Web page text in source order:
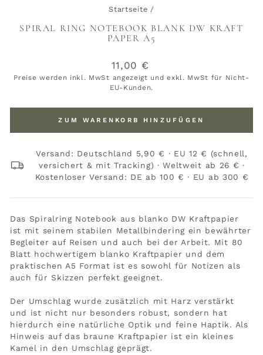
Startseite /
SPIRAL RING NOTEBOOK BLANK DW KRAFT
PAPER A5
Normaler
Preis
11,00 €
Preise werden inkl. MwSt angezeigt und exkl. MwSt für Nicht-
EU-Kunden.
ZUM WARENKORB HINZUFÜGEN
Versand: Deutschland 5,90 € · EU 12 € (schnell,
versichert & mit Tracking) · Weltweit ab 26 € ·
Kostenloser Versand: DE ab 100 € · EU ab 300 €
Das Spiralring Notebook aus blanko DW Kraftpapier
ist mit seinem stabilen Metallbindering ein bewährter
Begleiter auf Reisen und auch bei der Arbeit. Mit 80
Blatt hochwertigem blanko Kraftpapier und dem
praktischen A5 Format ist es sowohl für Notizen als
auch für Skizzen perfekt geeignet.
Der Umschlag wurde zusätzlich mit Harz verstärkt
und ist nicht nur besonders robust, sondern hat
hierdurch eine natürliche Optik und feine Haptik. Als
Hinweis auf das braune Kraftpapier ist ein kleines
Kamel in den Umschlag geprägt.